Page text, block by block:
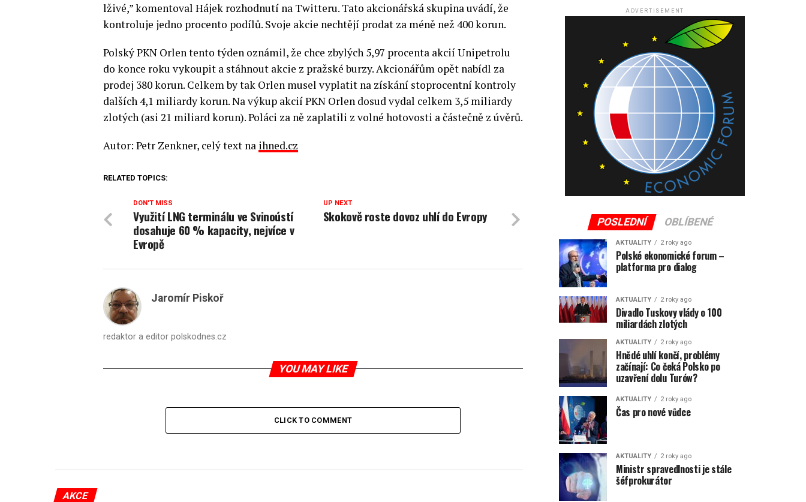
lživé,” komentoval Hájek rozhodnutí na Twitteru. Tato akcionářská skupina uvádí, že
kontroluje jedno procento podílů. Svoje akcie nechtějí prodat za méně než 400 korun.
Polský PKN Orlen tento týden oznámil, že chce zbylých 5,97 procenta akcií Unipetrolu
do konce roku vykoupit a stáhnout akcie z pražské burzy. Akcionářům opět nabídl za
prodej 380 korun. Celkem by tak Orlen musel vyplatit na získání stoprocentní kontroly
dalších 4,1 miliardy korun. Na výkup akcií PKN Orlen dosud vydal celkem 3,5 miliardy
zlotých (asi 21 miliard korun). Poláci za ně zaplatili z volné hotovosti a částečně z úvěrů.
Autor: Petr Zenkner, celý text na ihned.cz
RELATED TOPICS:
UP NEXT
Skokově roste dovoz uhlí do Evropy
DON'T MISS
Využití LNG terminálu ve Svinoústí
dosahuje 60 % kapacity, nejvíce v
Evropě
Jaromír Piskoř
redaktor a editor polskodnes.cz
YOU MAY LIKE
CLICK TO COMMENT
AKCE
ADVERTISEMENT
POSLEDNÍ OBLÍBENÉ
AKTUALITY 2 roky ago
Polské ekonomické forum –
platforma pro dialog
AKTUALITY 2 roky ago
Divadlo Tuskovy vlády o 100
miliardách zlotých
AKTUALITY 2 roky ago
Hnědé uhlí končí, problémy
začínají: Co čeká Polsko po
uzavření dolu Turów?
AKTUALITY 2 roky ago
Čas pro nové vůdce
AKTUALITY 2 roky ago
Ministr spravedlnosti je stále
šéfprokurátor